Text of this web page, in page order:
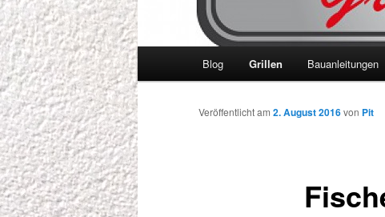
Blog Grillen Bauanleitungen
Veröffentlicht am 2. August 2016von Pit